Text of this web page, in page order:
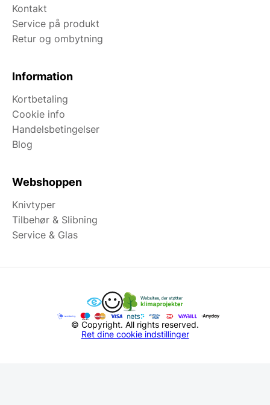
Kontakt
Service på produkt
Retur og ombytning
Information
Kortbetaling
Cookie info
Handelsbetingelser
Blog
Webshoppen
Knivtyper
Tilbehør & Slibning
Service & Glas
© Copyright. All rights reserved.
Ret dine cookie indstillinger